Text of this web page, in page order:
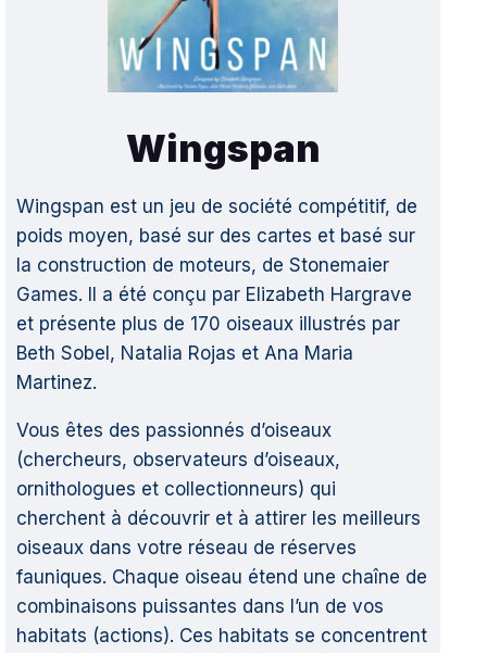
Wingspan
Wingspan est un jeu de société compétitif, de
poids moyen, basé sur des cartes et basé sur
la construction de moteurs, de Stonemaier
Games. Il a été conçu par Elizabeth Hargrave
et présente plus de 170 oiseaux illustrés par
Beth Sobel, Natalia Rojas et Ana Maria
Martinez.
Vous êtes des passionnés d’oiseaux
(chercheurs, observateurs d’oiseaux,
ornithologues et collectionneurs) qui
cherchent à découvrir et à attirer les meilleurs
oiseaux dans votre réseau de réserves
fauniques. Chaque oiseau étend une chaîne de
combinaisons puissantes dans l’un de vos
habitats (actions). Ces habitats se concentrent